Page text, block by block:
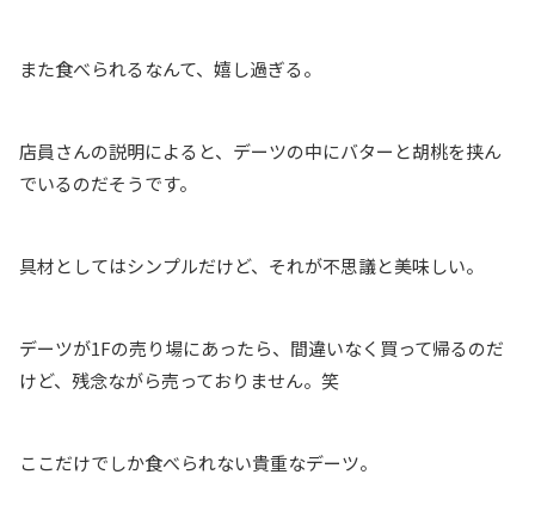
また食べられるなんて、嬉し過ぎる。
店員さんの説明によると、デーツの中にバターと胡桃を挟ん
でいるのだそうです。
具材としてはシンプルだけど、それが不思議と美味しい。
デーツが1Fの売り場にあったら、間違いなく買って帰るのだ
けど、残念ながら売っておりません。笑
ここだけでしか食べられない貴重なデーツ。